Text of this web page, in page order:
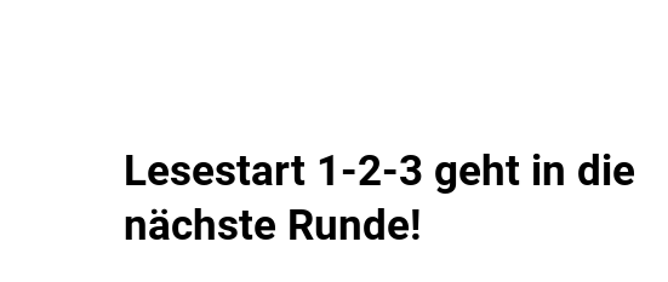
Lesestart 1-2-3 geht in die
nächste Runde!